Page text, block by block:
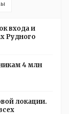
входа и
Рудного
4 млн
локации.